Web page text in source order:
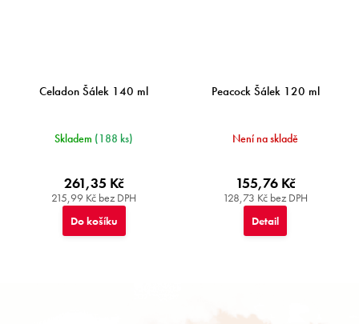
Celadon Šálek 140 ml
Skladem (188 ks)
215,99 Kč bez DPH
261,35 Kč
Do košíku
Peacock Šálek 120 ml
Není na skladě
128,73 Kč bez DPH
155,76 Kč
Detail